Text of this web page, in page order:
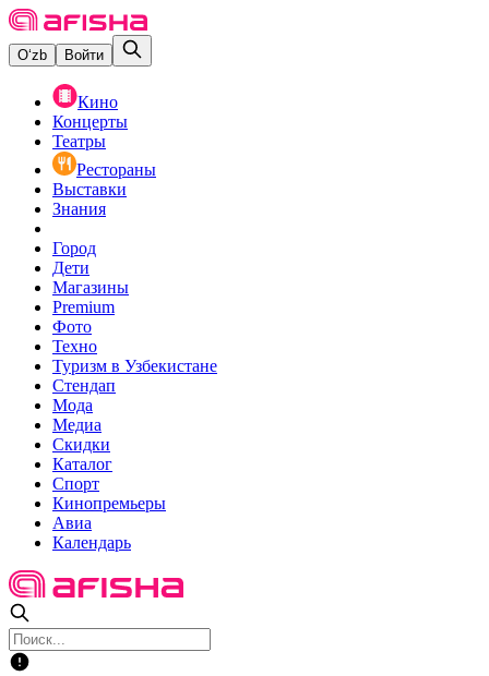
O‘zb Войти
Кино
Концерты
Театры
Рестораны
Выставки
Знания
Город
Дети
Магазины
Premium
Фото
Техно
Туризм в Узбекистане
Стендап
Мода
Медиа
Скидки
Каталог
Спорт
Кинопремьеры
Авиа
Календарь